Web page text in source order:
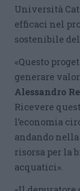
Università
efficaci nel
sostenibile
«Questo
generare
Alessandro
Ricevere
l’economia
andando
risorsa per la
acquatici».